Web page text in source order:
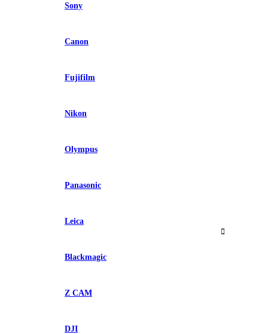
Sony
Canon
Fujifilm
Nikon
Olympus
Panasonic
Leica
Blackmagic
Z CAM
DJI